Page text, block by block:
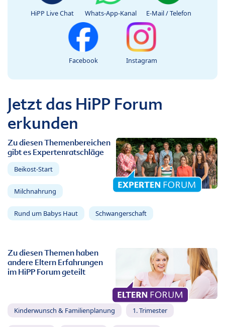
HiPP Live Chat Whats-App-Kanal E-Mail / Telefon
Facebook Instagram
Jetzt das HiPP Forum
erkunden
Zu diesen Themenbereichen
gibt es Expertenratschläge
Beikost-Start
Milchnahrung
Rund um Babys Haut Schwangerschaft
Zu diesen Themen haben
andere Eltern Erfahrungen
im HiPP Forum geteilt
Kinderwunsch & Familienplanung 1. Trimester